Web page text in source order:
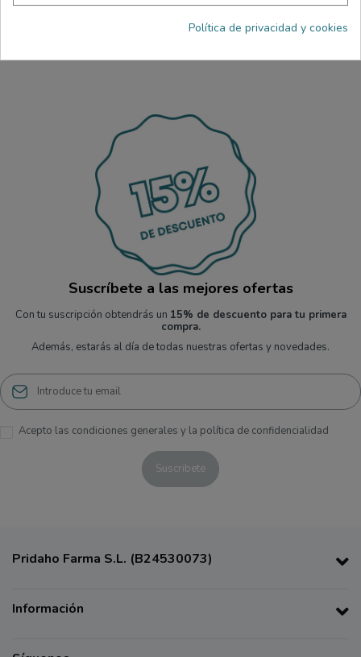
Suscríbete a las mejores ofertas
Con tu suscripción obtendrás un 15% de descuento para tu primera
compra.
Además, estarás al día de todas nuestras ofertas y novedades.
Acepto las condiciones generales y la política de confidencialidad
Pridaho Farma S.L. (B24530073)
Información
Política de privacidad y cookies